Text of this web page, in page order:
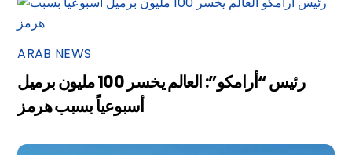
ARAB NEWS
رئيس “أرامكو”: العالم يخسر 100 مليون برميل
أسبوعياً بسبب هرمز